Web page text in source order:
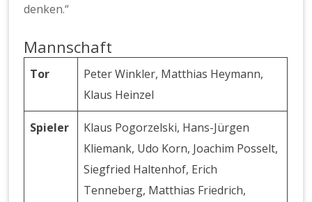
denken.“
Mannschaft
Tor
Peter Winkler, Matthias Heymann,
Klaus Heinzel
Spieler
Klaus Pogorzelski, Hans-Jürgen
Kliemank, Udo Korn, Joachim Posselt,
Siegfried Haltenhof, Erich
Tenneberg, Matthias Friedrich,